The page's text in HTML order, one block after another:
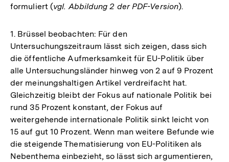
formuliert (vgl. Abbildung 2 der PDF-Version).
1. Brüssel beobachten: Für den
Untersuchungszeitraum lässt sich zeigen, dass sich
die öffentliche Aufmerksamkeit für EU-Politik über
alle Untersuchungsländer hinweg von 2 auf 9 Prozent
der meinungshaltigen Artikel verdreifacht hat.
Gleichzeitig bleibt der Fokus auf nationale Politik bei
rund 35 Prozent konstant, der Fokus auf
weitergehende internationale Politik sinkt leicht von
15 auf gut 10 Prozent. Wenn man weitere Befunde wie
die steigende Thematisierung von EU-Politiken als
Nebenthema einbezieht, so lässt sich argumentieren,